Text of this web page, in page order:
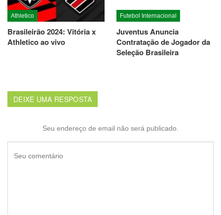
Athletico
Brasileirão 2024: Vitória x
Athletico ao vivo
Futebol Internacional
Juventus Anuncia
Contratação de Jogador da
Seleção Brasileira
DEIXE UMA RESPOSTA
Seu endereço de email não será publicado.